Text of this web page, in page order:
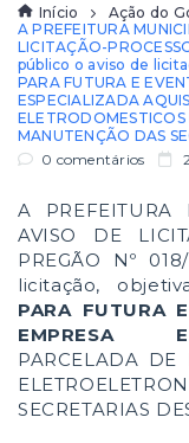
Início
Ação do
A PREFEITURA
LICITAÇÃO-
público o aviso de
PARA FUTURA E
ESPECIALIZADA
MANUTENÇÃO DAS
0 comentários
A PREFEITURA
AVISO DE
PREGÃO Nº
licitação,
PARA FUTURA
EMPRESA
PARCELADA DE
SECRETARIAS